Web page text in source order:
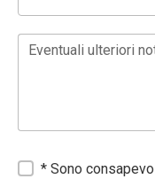
Eventuali ulteriori
* Sono